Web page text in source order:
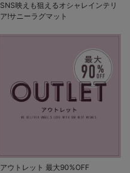
SNS映えも狙えるオシャレインテリ
ア!サニーラグマット
アウトレット 最大90%OFF